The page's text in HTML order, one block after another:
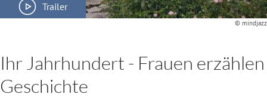
Trailer
© mindjazz
Ihr Jahrhundert - Frauen erzählen
Geschichte